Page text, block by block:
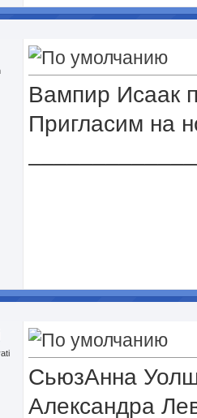
Вампир Исаак
Пригласим на
СьюзАнна
Александра